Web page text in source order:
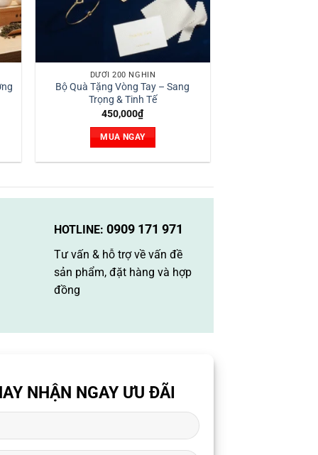
DƯỚI 200 NGHÌN
Bộ Quà Tặng Vòng Tay – Sang
Trọng & Tinh Tế
450,000₫
MUA NGAY
HOTLINE: 0909 171 971
Tư vấn & hỗ trợ về vấn đề
sản phẩm, đặt hàng và hợp
đồng
NHẬN NGAY ƯU ĐÃI